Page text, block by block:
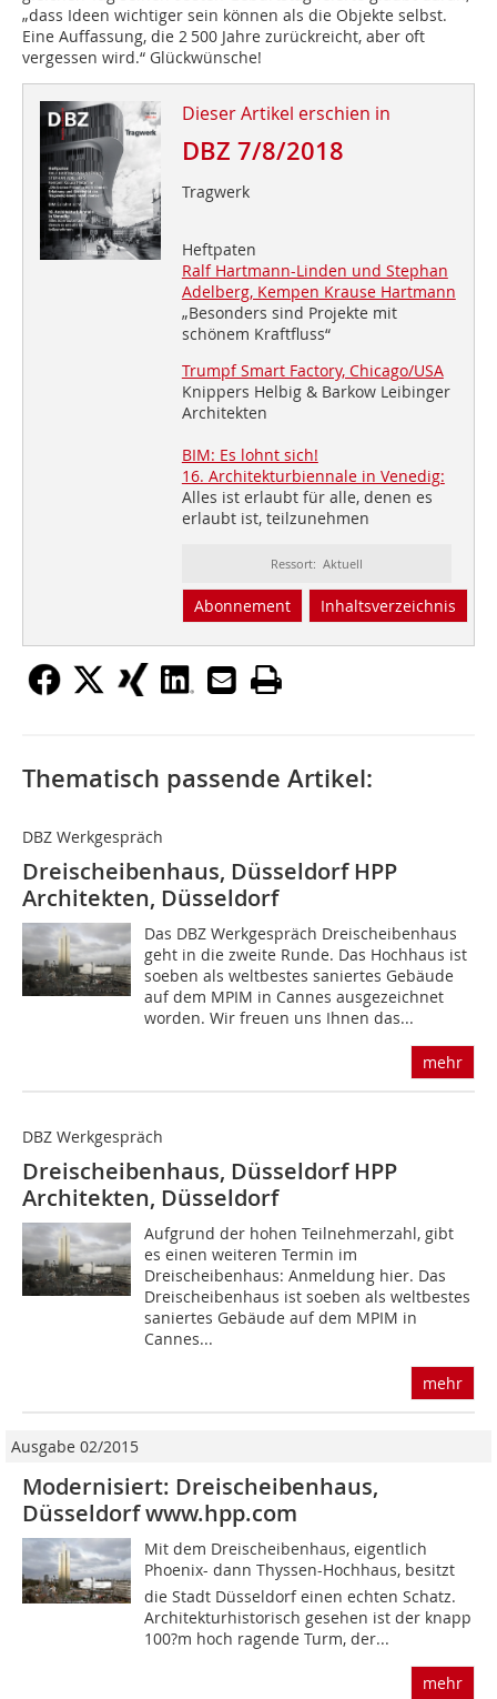
„dass Ideen wichtiger sein können als die Objekte selbst.
Eine Auffassung, die 2 500 Jahre zurückreicht, aber oft
vergessen wird.“ Glückwünsche!
Dieser Artikel erschien in
DBZ 7/8/2018
Tragwerk
Heftpaten
Ralf Hartmann-Linden und Stephan
Adelberg, Kempen Krause Hartmann
„Besonders sind Projekte mit
schönem Kraftfluss“
Trumpf Smart Factory, Chicago/USA
Knippers Helbig & Barkow Leibinger
Architekten
BIM: Es lohnt sich!
16. Architekturbiennale in Venedig:
Alles ist erlaubt für alle, denen es
erlaubt ist, teilzunehmen
Ressort: Aktuell
Abonnement Inhaltsverzeichnis
Thematisch passende Artikel:
DBZ Werkgespräch
Dreischeibenhaus, Düsseldorf HPP
Architekten, Düsseldorf
Das DBZ Werkgespräch Dreischeibenhaus
geht in die zweite Runde. Das Hochhaus ist
soeben als weltbestes saniertes Gebäude
auf dem MPIM in Cannes ausgezeichnet
worden. Wir freuen uns Ihnen das...
mehr
DBZ Werkgespräch
Dreischeibenhaus, Düsseldorf HPP
Architekten, Düsseldorf
Aufgrund der hohen Teilnehmerzahl, gibt
es einen weiteren Termin im
Dreischeibenhaus: Anmeldung hier. Das
Dreischeibenhaus ist soeben als weltbestes
saniertes Gebäude auf dem MPIM in
Cannes...
mehr
Ausgabe 02/2015
Modernisiert: Dreischeibenhaus,
Düsseldorf www.hpp.com
Mit dem Dreischeibenhaus, eigentlich
Phoenix- dann Thyssen-Hochhaus, besitzt
die Stadt Düsseldorf einen echten Schatz.
Architekturhistorisch gesehen ist der knapp
100?m hoch ragende Turm, der...
mehr